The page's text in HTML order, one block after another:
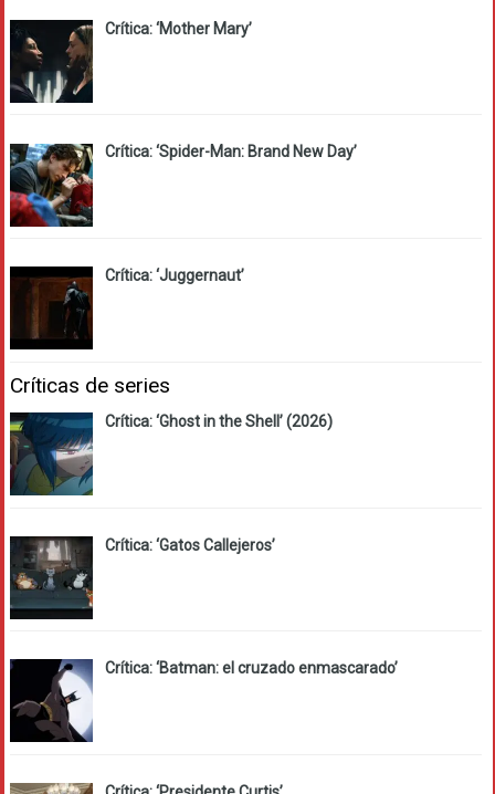
Crítica: ‘Mother Mary’
Crítica: ‘Spider-Man: Brand New Day’
Crítica: ‘Juggernaut’
Críticas de series
Crítica: ‘Ghost in the Shell’ (2026)
Crítica: ‘Gatos Callejeros’
Crítica: ‘Batman: el cruzado enmascarado’